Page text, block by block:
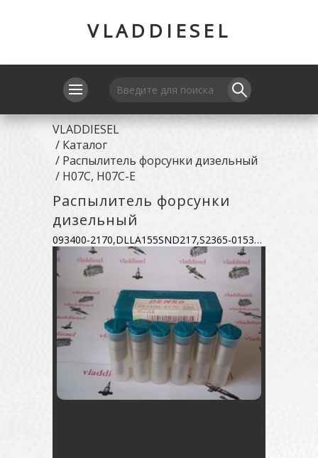
VLADDIESEL
VLADDIESEL
/ Каталог
/ Распылитель форсунки дизельный
/ H07C, H07C-E
Распылитель форсунки
дизельный
093400-2170,DLLA155SND217,S2365-01530-A